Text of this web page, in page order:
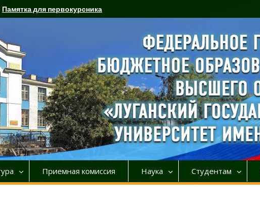
Памятка для первокурсника
Приемная комиссия Наука Студентам